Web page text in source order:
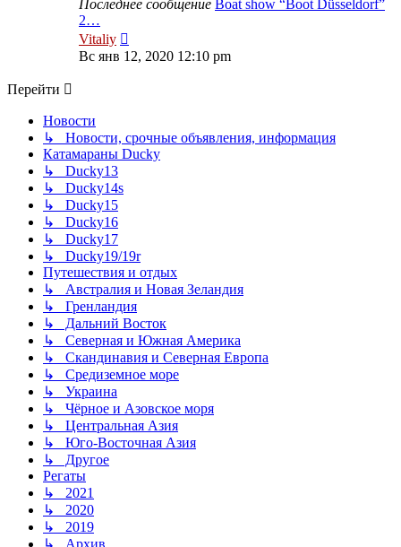
Последнее сообщение Boat show “Boot Düsseldorf”
2…
Vitaliy
к
последнему
Вс янв 12, 2020 12:10 pm
Перейти
Новости
↳ Новости, срочные объявления, информация
Катамараны Ducky
↳ Ducky13
↳ Ducky14s
↳ Ducky15
↳ Ducky16
↳ Ducky17
↳ Ducky19/19r
Путешествия и отдых
↳ Австралия и Новая Зеландия
↳ Гренландия
↳ Дальний Восток
↳ Северная и Южная Америка
↳ Скандинавия и Северная Европа
↳ Средиземное море
↳ Украина
↳ Чёрное и Азовское моря
↳ Центральная Азия
↳ Юго-Восточная Азия
↳ Другое
Регаты
↳ 2021
↳ 2020
↳ 2019